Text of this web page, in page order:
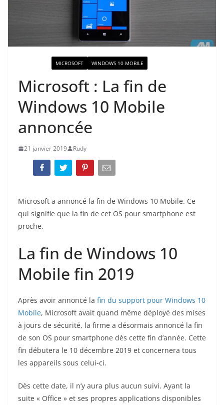
MICROSOFT WINDOWS 10 MOBILE
Microsoft : La fin de
Windows 10 Mobile
annoncée
21 janvier 2019 Rudy
Microsoft a annoncé la fin de Windows 10 Mobile. Ce
qui signifie que la fin de cet OS pour smartphone est
proche.
La fin de Windows 10
Mobile fin 2019
Après avoir annoncé la fin du support pour Windows 10
Mobile, Microsoft avait quand même déployé des mises
à jours de sécurité, la firme a désormais annoncé la fin
de son OS pour smartphone dès cette fin d’année. Cette
fin débutera le 10 décembre 2019 et concernera tous
les appareils sous celui-ci.
Dès cette date, il n’y aura plus aucun suivi. Ayant la
suite « Office » et ses propres applications disponibles